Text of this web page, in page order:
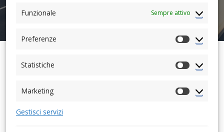
Funzionale
Sempre attivo
Preferenze
Statistiche
Statistiche
Marketing
Marketing
Gestisci servizi